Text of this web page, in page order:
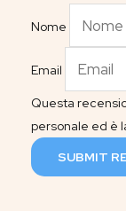
Nome
Email
Questa
personale ed è
SUBMIT